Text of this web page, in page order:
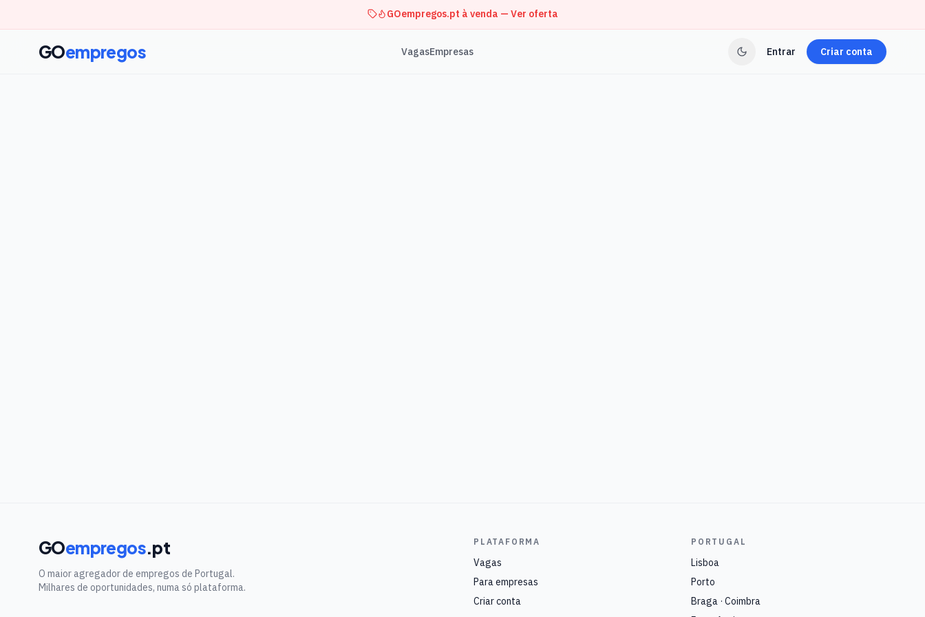
GOempregos.pt à venda — Ver oferta
GOempregos VagasEmpresas Entrar Criar conta
GOempregos.pt
O maior agregador de empregos de Portugal.
Milhares de oportunidades, numa só plataforma.
PLATAFORMA
Vagas
Para empresas
Criar conta
PORTUGAL
Lisboa
Porto
Braga · Coimbra